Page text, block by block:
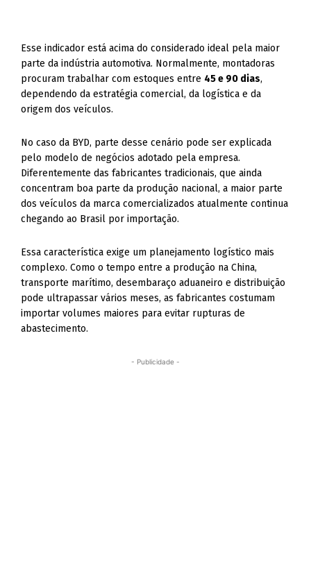
Esse indicador está acima do considerado ideal pela maior
parte da indústria automotiva. Normalmente, montadoras
procuram trabalhar com estoques entre 45 e 90 dias,
dependendo da estratégia comercial, da logística e da
origem dos veículos.
No caso da BYD, parte desse cenário pode ser explicada
pelo modelo de negócios adotado pela empresa.
Diferentemente das fabricantes tradicionais, que ainda
concentram boa parte da produção nacional, a maior parte
dos veículos da marca comercializados atualmente continua
chegando ao Brasil por importação.
Essa característica exige um planejamento logístico mais
complexo. Como o tempo entre a produção na China,
transporte marítimo, desembaraço aduaneiro e distribuição
pode ultrapassar vários meses, as fabricantes costumam
importar volumes maiores para evitar rupturas de
abastecimento.
- Publicidade -